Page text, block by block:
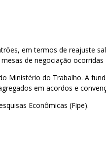
em termos de reajuste
de negociação
Ministério do Trabalho. A
em acordos e
Econômicas (Fipe).